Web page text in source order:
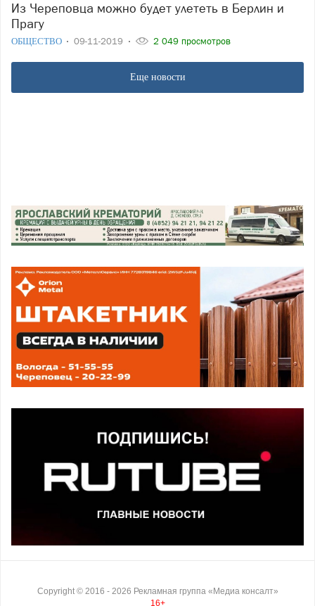
Из Череповца можно будет улететь в Берлин и
Прагу
ОБЩЕСТВО 09-11-2019 2 049 просмотров
Еще новости
Copyright © 2016 - 2026 Рекламная группа «Медиа консалт»
16+